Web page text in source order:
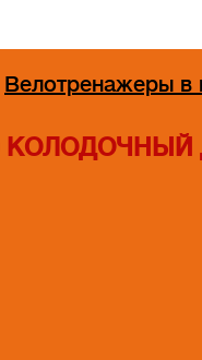
Велотренажеры в